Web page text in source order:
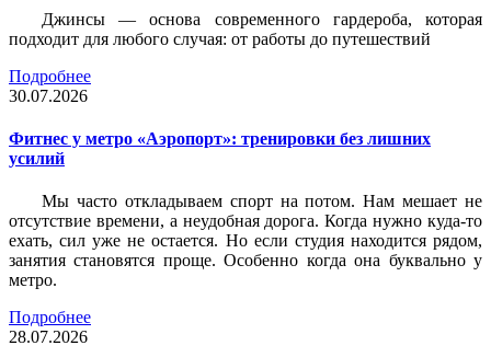
Джинсы — основа современного гардероба, которая
подходит для любого случая: от работы до путешествий
Подробнее
30.07.2026
Фитнес у метро «Аэропорт»: тренировки без лишних
усилий
Мы часто откладываем спорт на потом. Нам мешает не
отсутствие времени, а неудобная дорога. Когда нужно куда-то
ехать, сил уже не остается. Но если студия находится рядом,
занятия становятся проще. Особенно когда она буквально у
метро.
Подробнее
28.07.2026